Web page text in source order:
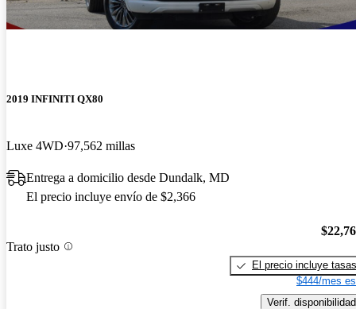
2019 INFINITI QX80
Luxe 4WD 97,562 millas
Entrega a domicilio desde Dundalk, MD
El precio incluye envío de $2,366
Trato justo
El precio incluye tasas
$444/mes
Verif. disponibilidad